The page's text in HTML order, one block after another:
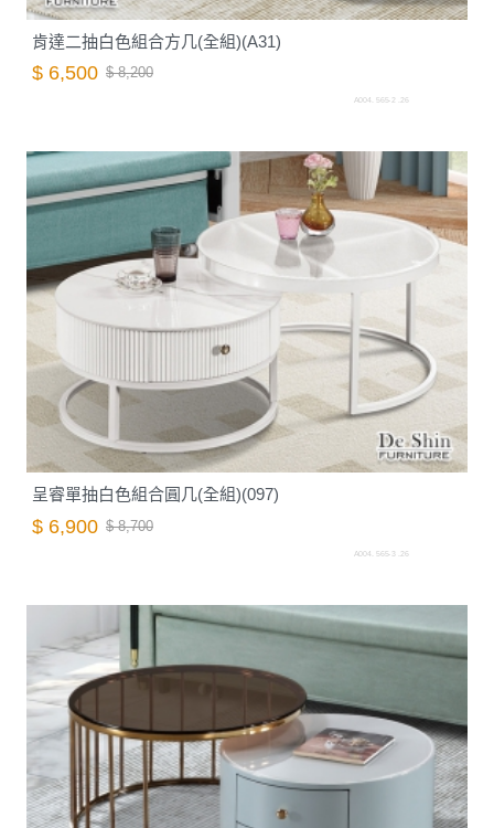
肯達二抽白色組合方几(全組)(A31)
$ 6,500 $ 8,200
A004. 565-2 .26
呈睿單抽白色組合圓几(全組)(097)
$ 6,900 $ 8,700
A004. 565-3 .26